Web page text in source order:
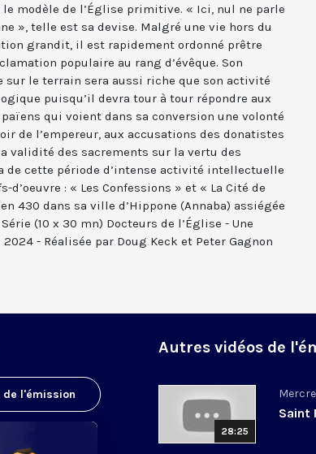
modèle de l’Église primitive. « Ici, nul ne parle
», telle est sa devise. Malgré une vie hors du
grandit, il est rapidement ordonné prêtre
populaire au rang d’évêque. Son
sur le terrain sera aussi riche que son activité
puisqu’il devra tour à tour répondre aux
qui voient dans sa conversion une volonté
de l’empereur, aux accusations des donatistes
validité des sacrements sur la vertu des
de cette période d’intense activité intellectuelle
d’oeuvre : « Les Confessions » et « La Cité de
430 dans sa ville d’Hippone (Annaba) assiégée
(10 x 30 mn) Docteurs de l’Église - Une
2024 - Réalisée par Doug Keck et Peter Gagnon
l'émission
Autres vidéos de
28:25
Saint